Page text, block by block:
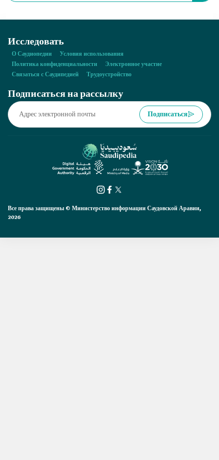
Исследовать
О Саудиопедии
Условия использования
Политика конфиденциальности
Электронное участие
Связаться с Саудипедией
Трудоустройство
Подписаться на рассылку
Подписаться
Все права защищены © Министерство информации Саудовской Аравии,
2026